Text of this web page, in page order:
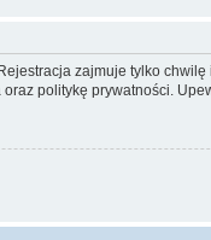
zajmuje tylko
politykę prywatności.